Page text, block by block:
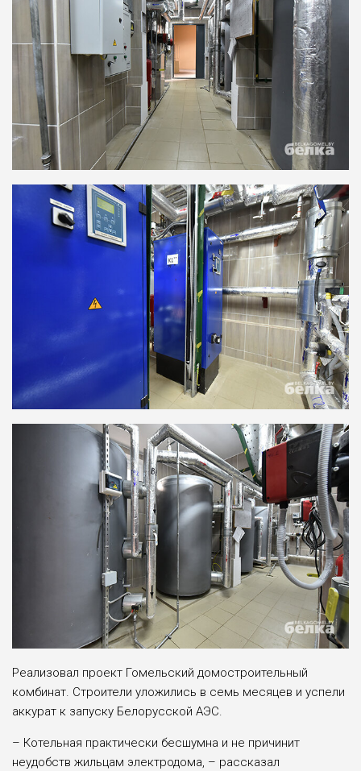
Реализовал проект Гомельский домостроительный
комбинат. Строители уложились в семь месяцев и успели
аккурат к запуску Белорусской АЭС.
– Котельная практически бесшумна и не причинит
неудобств жильцам электродома, – рассказал